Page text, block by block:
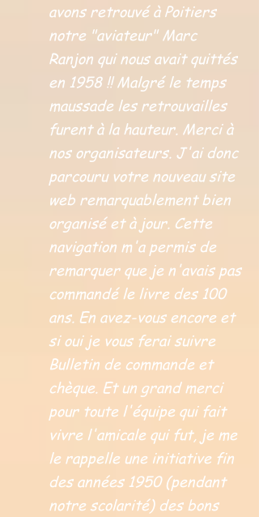
avons retrouvé à Poitiers
notre "aviateur" Marc
Ranjon qui nous avait quittés
en 1958 !! Malgré le temps
maussade les retrouvailles
furent à la hauteur. Merci à
nos organisateurs. J'ai donc
parcouru votre nouveau site
web remarquablement bien
organisé et à jour. Cette
navigation m'a permis de
remarquer que je n'avais pas
commandé le livre des 100
ans. En avez-vous encore et
si oui je vous ferai suivre
Bulletin de commande et
chèque. Et un grand merci
pour toute l'équipe qui fait
vivre l'amicale qui fut, je me
le rappelle une initiative fin
des années 1950 (pendant
notre scolarité) des bons